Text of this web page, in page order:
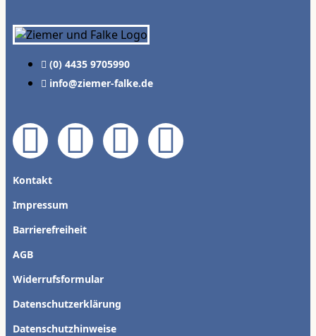
(0) 4435 9705990
info@ziemer-falke.de
Kontakt
Impressum
Barrierefreiheit
AGB
Widerrufsformular
Datenschutzerklärung
Datenschutzhinweise